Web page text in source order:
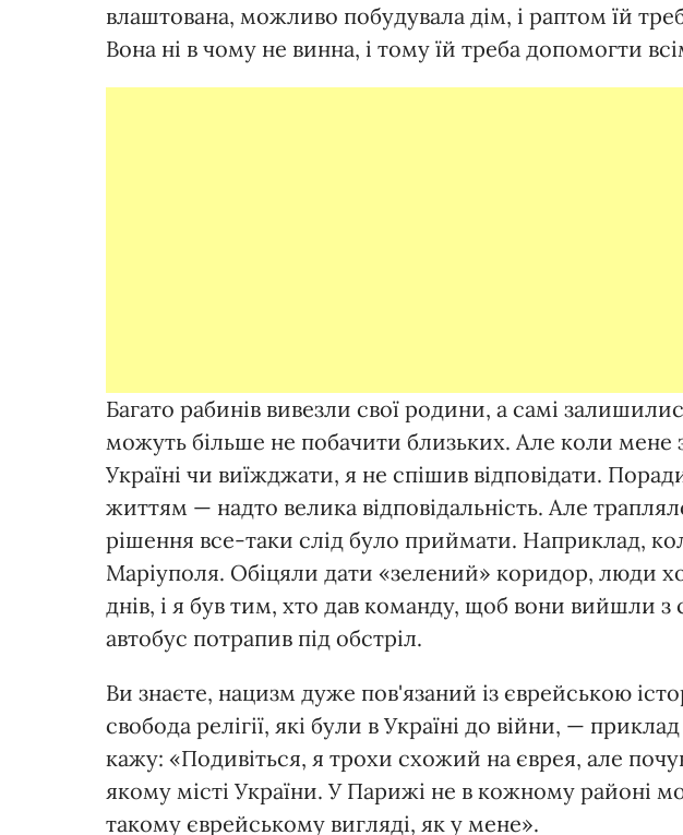
влаштована, можливо побудувала дім, і раптом їй
Вона ні в чому не винна, і тому їй треба допомогти
Багато рабинів вивезли свої родини, а самі
можуть більше не побачити близьких. Але коли мене
Україні чи виїжджати, я не спішив відповідати.
життям — надто велика відповідальність. Але
рішення все-таки слід було приймати. Наприклад,
Маріуполя. Обіцяли дати «зелений» коридор, люди
днів, і я був тим, хто дав команду, щоб вони вийшли з
автобус потрапив під обстріл.
Ви знаєте, нацизм дуже пов'язаний із єврейською
свобода релігії, які були в Україні до війни, —
кажу: «Подивіться, я трохи схожий на єврея, але
якому місті України. У Парижі не в кожному районі
такому єврейському вигляді, як у мене».